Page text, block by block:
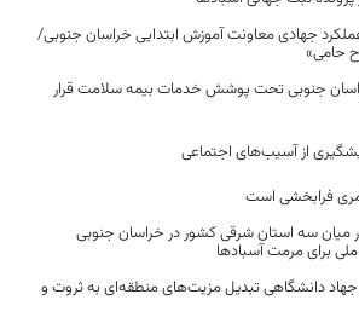
عملکرد جهادی معاونت آموزش ابتدایی خراسان جنوبی/
خراسان جنوبی تحت پوشش خدمات بیمه سلامت قرار
از آسیب‌های اجتماعی
فرابخشی است
میان سه استان شرقی کشور در خراسان جنوبی
ملی برای مرمت آسبادها
دانشگاهی تبدیل مزیت‌های منطقه‌ای به ثروت و